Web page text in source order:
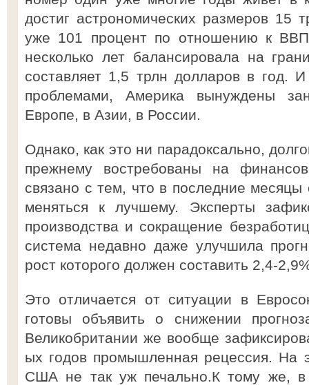
достиг астрономических размеров 15
уже 101 процент по отношению к
несколько лет балансировала на
составляет 1,5 трлн долларов в год.
проблемами, Америка вынуждены
Европе, в Азии, в России.
Однако, как это ни парадоксально,
прежнему востребованы на
связано с тем, что в последние
меняться к лучшему. Эксперты
производства и сокращение
система недавно даже улучшила
рост которого должен составить 2,4-
Это отличается от ситуации в
готовы объявить о снижении
Великобритании же вообще
ых годов промышленная рецессия. На
США не так уж печально.К тому же, в